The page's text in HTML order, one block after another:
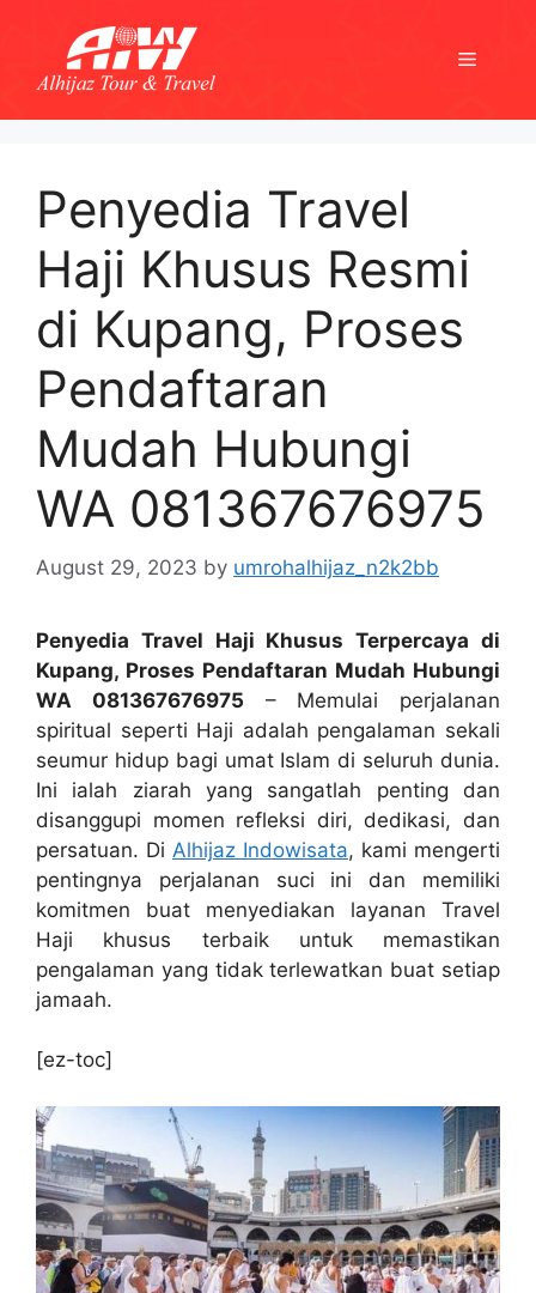
content
Menu
Penyedia Travel
Haji Khusus Resmi
di Kupang, Proses
Pendaftaran
Mudah Hubungi
WA 081367676975
August 29, 2023 by umrohalhijaz_n2k2bb
Penyedia Travel Haji Khusus Terpercaya di
Kupang, Proses Pendaftaran Mudah Hubungi
WA 081367676975 – Memulai perjalanan
spiritual seperti Haji adalah pengalaman sekali
seumur hidup bagi umat Islam di seluruh dunia.
Ini ialah ziarah yang sangatlah penting dan
disanggupi momen refleksi diri, dedikasi, dan
persatuan. Di Alhijaz Indowisata, kami mengerti
pentingnya perjalanan suci ini dan memiliki
komitmen buat menyediakan layanan Travel
Haji khusus terbaik untuk memastikan
pengalaman yang tidak terlewatkan buat setiap
jamaah.
[ez-toc]